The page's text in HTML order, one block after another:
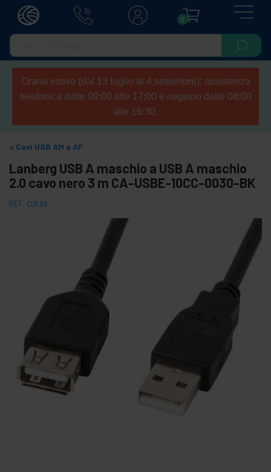
0
Orario estivo (dal 13 luglio al 4 settembre): assistenza
telefonica dalle 09:00 alle 17:00 e negozio dalle 08:00
alle 16:30.
Cavi USB AM a AF
Lanberg USB A maschio a USB A maschio
2.0 cavo nero 3 m CA-USBE-10CC-0030-BK
REF: CU180